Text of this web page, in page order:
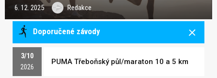
6. 12. 2025 Redakce
Doporučené závody
3/10
2026
PUMA Třeboňský půl/maraton 10 a 5 km